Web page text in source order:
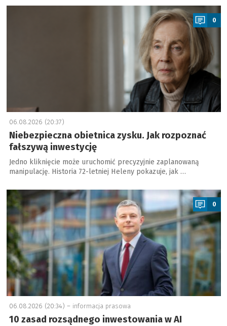
a
0
06.08.2026 (20:37)
Niebezpieczna obietnica zysku. Jak rozpoznać
fałszywą inwestycję
Jedno kliknięcie może uruchomić precyzyjnie zaplanowaną
manipulację. Historia 72-letniej Heleny pokazuje, jak …
a
0
06.08.2026 (20:34) – informacja prasowa
10 zasad rozsądnego inwestowania w AI